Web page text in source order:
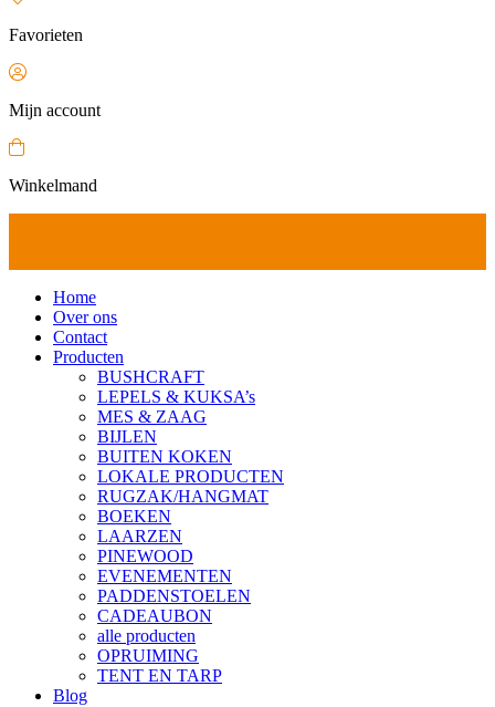
Favorieten
Mijn account
Winkelmand
Home
Over ons
Contact
Producten
BUSHCRAFT
LEPELS & KUKSA’s
MES & ZAAG
BIJLEN
BUITEN KOKEN
LOKALE PRODUCTEN
RUGZAK/HANGMAT
BOEKEN
LAARZEN
PINEWOOD
EVENEMENTEN
PADDENSTOELEN
CADEAUBON
alle producten
OPRUIMING
TENT EN TARP
Blog